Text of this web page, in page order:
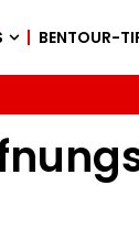
BENTOUR-